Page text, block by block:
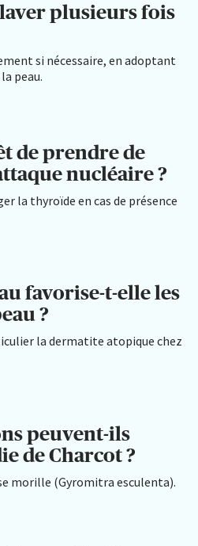
plusieurs fois
si nécessaire, en adoptant
peau.
de prendre de
nucléaire ?
la thyroïde en cas de présence
favorise-t-elle les
?
la dermatite atopique chez
peuvent-ils
de Charcot ?
morille (Gyromitra esculenta).